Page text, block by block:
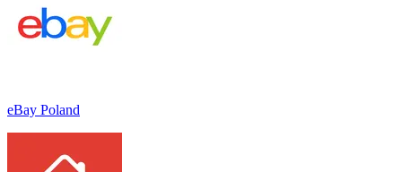
eBay Poland